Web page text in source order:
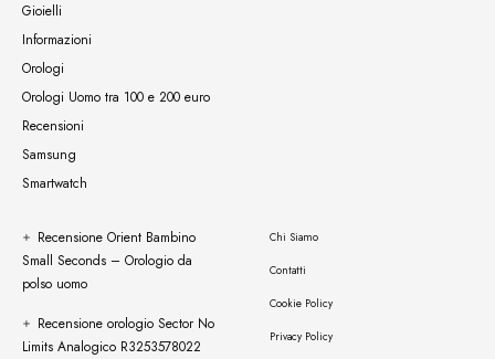
Gioielli
Informazioni
Orologi
Orologi Uomo tra 100 e 200 euro
Recensioni
Samsung
Smartwatch
Recensione Orient Bambino
Small Seconds – Orologio da
polso uomo
Recensione orologio Sector No
Limits Analogico R3253578022
Chi Siamo
Contatti
Cookie Policy
Privacy Policy